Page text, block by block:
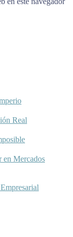
Real
en Mercados